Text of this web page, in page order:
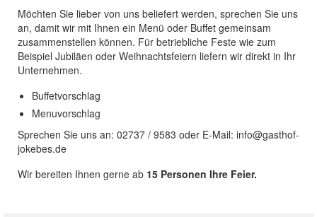
Möchten Sie lieber von uns beliefert werden, sprechen Sie uns
an, damit wir mit Ihnen ein Menü oder Buffet gemeinsam
zusammenstellen können. Für betriebliche Feste wie zum
Beispiel Jubiläen oder Weihnachtsfeiern liefern wir direkt in Ihr
Unternehmen.
Buffetvorschlag
Menuvorschlag
Sprechen Sie uns an: 02737 / 9583 oder E-Mail: info@gasthof-
jokebes.de
Wir bereiten Ihnen gerne ab 15 Personen Ihre Feier.